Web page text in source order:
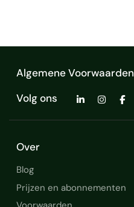
Algemene Voorwaarden
Volg ons
Over
Blog
Prijzen en abonnementen